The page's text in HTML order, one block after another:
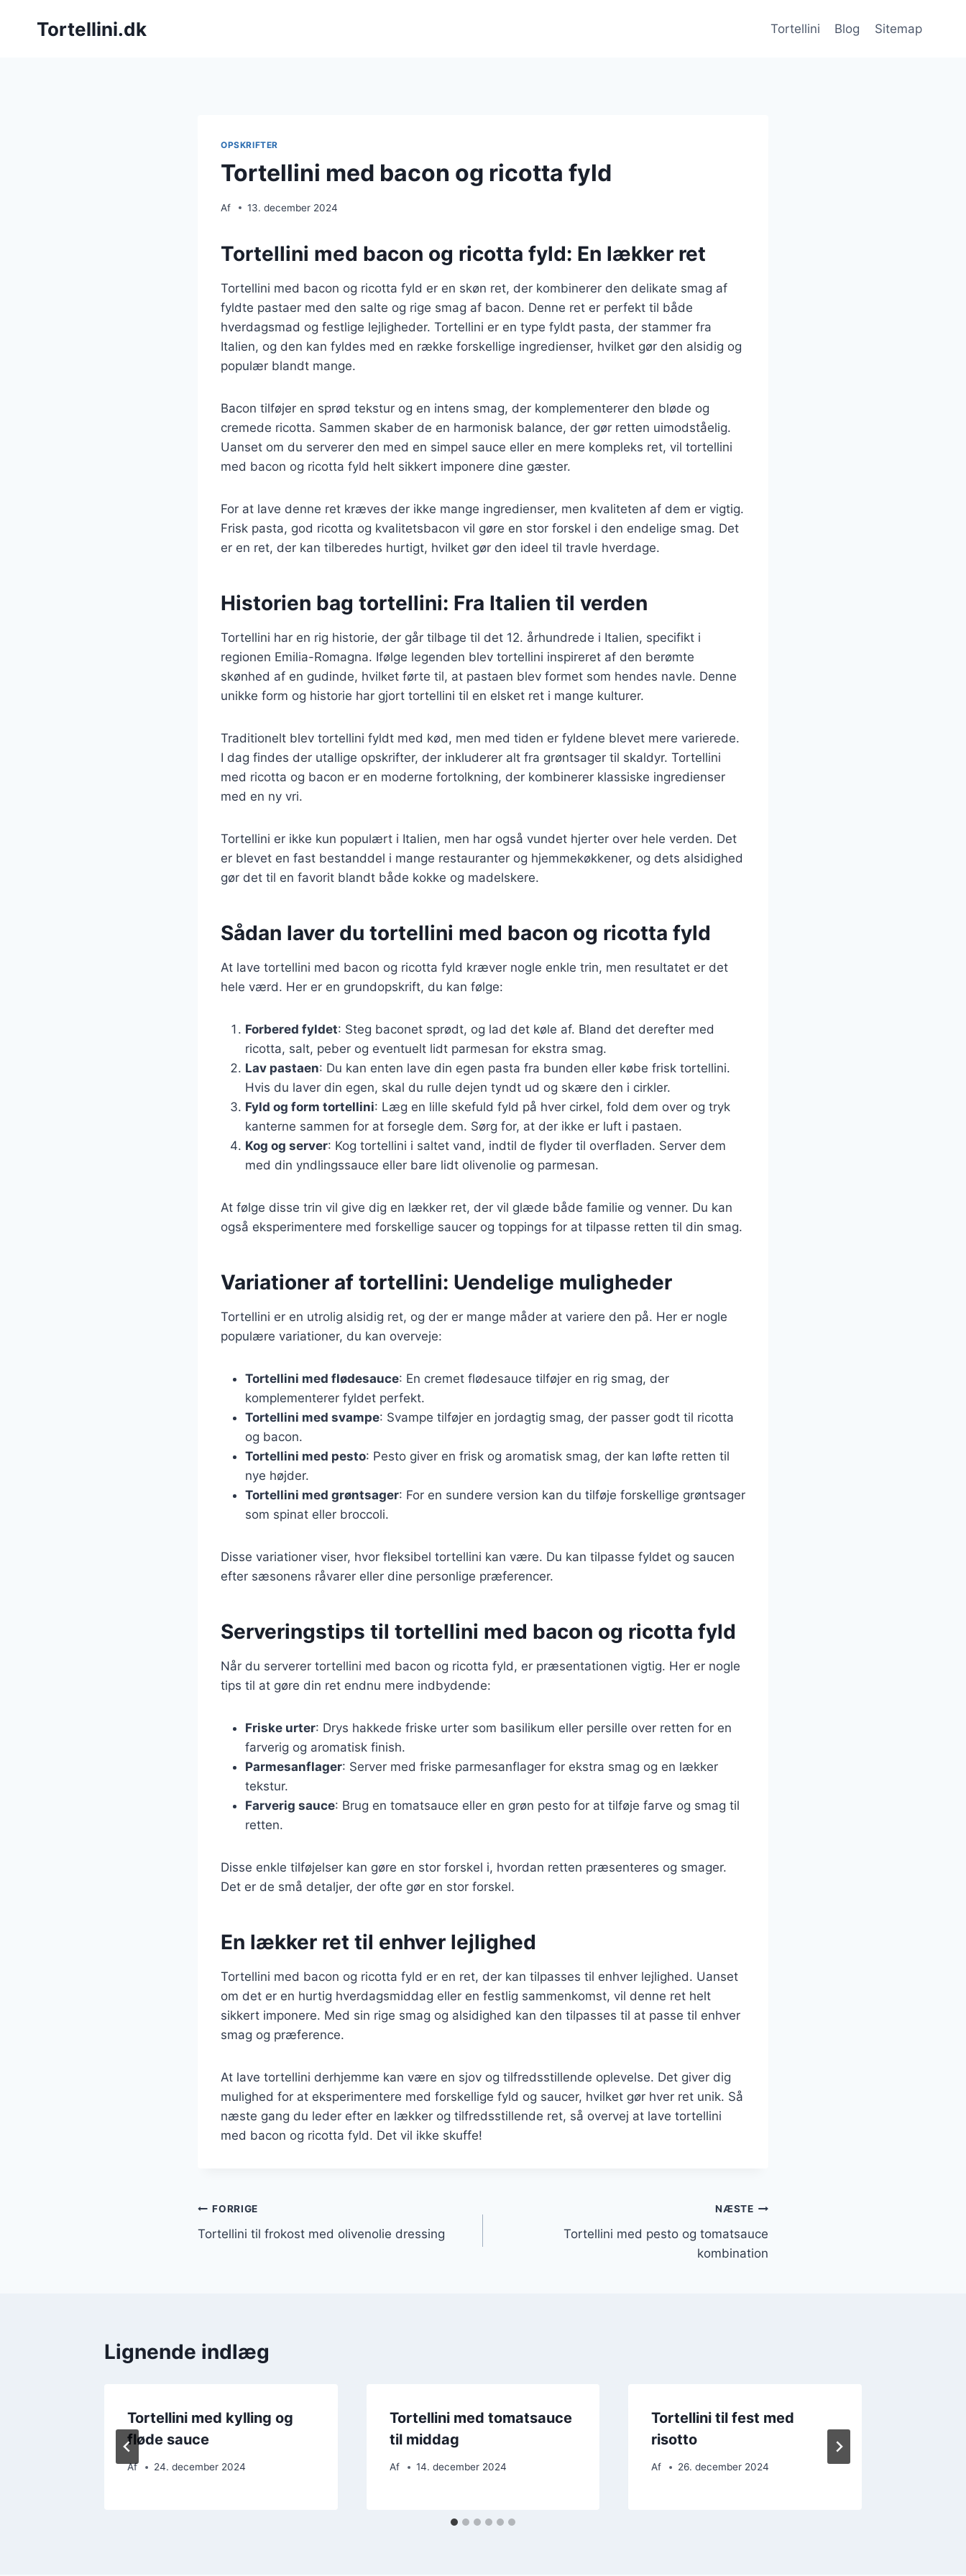
Tortellini.dk Tortellini Blog Sitemap
OPSKRIFTER
Tortellini med bacon og ricotta fyld
Af 13. december 2024
Tortellini med bacon og ricotta fyld: En lækker ret
Tortellini med bacon og ricotta fyld er en skøn ret, der kombinerer den delikate smag af
fyldte pastaer med den salte og rige smag af bacon. Denne ret er perfekt til både
hverdagsmad og festlige lejligheder. Tortellini er en type fyldt pasta, der stammer fra
Italien, og den kan fyldes med en række forskellige ingredienser, hvilket gør den alsidig og
populær blandt mange.
Bacon tilføjer en sprød tekstur og en intens smag, der komplementerer den bløde og
cremede ricotta. Sammen skaber de en harmonisk balance, der gør retten uimodståelig.
Uanset om du serverer den med en simpel sauce eller en mere kompleks ret, vil tortellini
med bacon og ricotta fyld helt sikkert imponere dine gæster.
For at lave denne ret kræves der ikke mange ingredienser, men kvaliteten af dem er vigtig.
Frisk pasta, god ricotta og kvalitetsbacon vil gøre en stor forskel i den endelige smag. Det
er en ret, der kan tilberedes hurtigt, hvilket gør den ideel til travle hverdage.
Historien bag tortellini: Fra Italien til verden
Tortellini har en rig historie, der går tilbage til det 12. århundrede i Italien, specifikt i
regionen Emilia-Romagna. Ifølge legenden blev tortellini inspireret af den berømte
skønhed af en gudinde, hvilket førte til, at pastaen blev formet som hendes navle. Denne
unikke form og historie har gjort tortellini til en elsket ret i mange kulturer.
Traditionelt blev tortellini fyldt med kød, men med tiden er fyldene blevet mere varierede.
I dag findes der utallige opskrifter, der inkluderer alt fra grøntsager til skaldyr. Tortellini
med ricotta og bacon er en moderne fortolkning, der kombinerer klassiske ingredienser
med en ny vri.
Tortellini er ikke kun populært i Italien, men har også vundet hjerter over hele verden. Det
er blevet en fast bestanddel i mange restauranter og hjemmekøkkener, og dets alsidighed
gør det til en favorit blandt både kokke og madelskere.
Sådan laver du tortellini med bacon og ricotta fyld
At lave tortellini med bacon og ricotta fyld kræver nogle enkle trin, men resultatet er det
hele værd. Her er en grundopskrift, du kan følge:
Forbered fyldet: Steg baconet sprødt, og lad det køle af. Bland det derefter med
ricotta, salt, peber og eventuelt lidt parmesan for ekstra smag.
Lav pastaen: Du kan enten lave din egen pasta fra bunden eller købe frisk tortellini.
Hvis du laver din egen, skal du rulle dejen tyndt ud og skære den i cirkler.
Fyld og form tortellini: Læg en lille skefuld fyld på hver cirkel, fold dem over og tryk
kanterne sammen for at forsegle dem. Sørg for, at der ikke er luft i pastaen.
Kog og server: Kog tortellini i saltet vand, indtil de flyder til overfladen. Server dem
med din yndlingssauce eller bare lidt olivenolie og parmesan.
At følge disse trin vil give dig en lækker ret, der vil glæde både familie og venner. Du kan
også eksperimentere med forskellige saucer og toppings for at tilpasse retten til din smag.
Variationer af tortellini: Uendelige muligheder
Tortellini er en utrolig alsidig ret, og der er mange måder at variere den på. Her er nogle
populære variationer, du kan overveje:
Tortellini med flødesauce: En cremet flødesauce tilføjer en rig smag, der
komplementerer fyldet perfekt.
Tortellini med svampe: Svampe tilføjer en jordagtig smag, der passer godt til ricotta
og bacon.
Tortellini med pesto: Pesto giver en frisk og aromatisk smag, der kan løfte retten til
nye højder.
Tortellini med grøntsager: For en sundere version kan du tilføje forskellige grøntsager
som spinat eller broccoli.
Disse variationer viser, hvor fleksibel tortellini kan være. Du kan tilpasse fyldet og saucen
efter sæsonens råvarer eller dine personlige præferencer.
Serveringstips til tortellini med bacon og ricotta fyld
Når du serverer tortellini med bacon og ricotta fyld, er præsentationen vigtig. Her er nogle
tips til at gøre din ret endnu mere indbydende:
Friske urter: Drys hakkede friske urter som basilikum eller persille over retten for en
farverig og aromatisk finish.
Parmesanflager: Server med friske parmesanflager for ekstra smag og en lækker
tekstur.
Farverig sauce: Brug en tomatsauce eller en grøn pesto for at tilføje farve og smag til
retten.
Disse enkle tilføjelser kan gøre en stor forskel i, hvordan retten præsenteres og smager.
Det er de små detaljer, der ofte gør en stor forskel.
En lækker ret til enhver lejlighed
Tortellini med bacon og ricotta fyld er en ret, der kan tilpasses til enhver lejlighed. Uanset
om det er en hurtig hverdagsmiddag eller en festlig sammenkomst, vil denne ret helt
sikkert imponere. Med sin rige smag og alsidighed kan den tilpasses til at passe til enhver
smag og præference.
At lave tortellini derhjemme kan være en sjov og tilfredsstillende oplevelse. Det giver dig
mulighed for at eksperimentere med forskellige fyld og saucer, hvilket gør hver ret unik. Så
næste gang du leder efter en lækker og tilfredsstillende ret, så overvej at lave tortellini
med bacon og ricotta fyld. Det vil ikke skuffe!
Indlægsnavigation
FORRIGE
Tortellini til frokost med olivenolie dressing
NÆSTE
Tortellini med pesto og tomatsauce
kombination
Lignende indlæg
Tortellini med kylling og
fløde sauce
Af 24. december 2024
Tortellini med tomatsauce
til middag
Af 14. december 2024
Tortellini til fest med
risotto
Af 26. december 2024